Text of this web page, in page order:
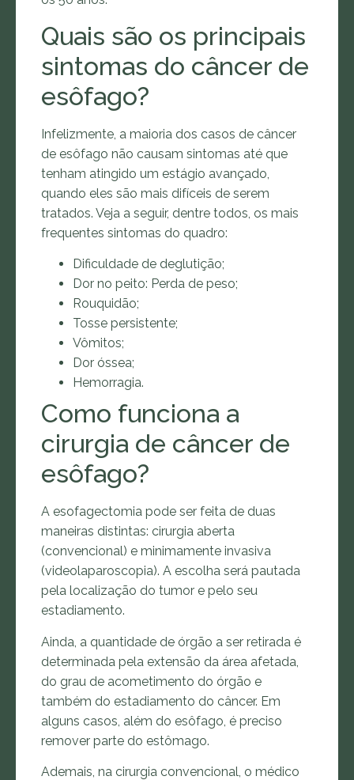
Quais são os principais
sintomas do câncer de
esôfago?
Infelizmente, a maioria dos casos de câncer
de esôfago não causam sintomas até que
tenham atingido um estágio avançado,
quando eles são mais difíceis de serem
tratados. Veja a seguir, dentre todos, os mais
frequentes sintomas do quadro:
Dificuldade de deglutição;
Dor no peito: Perda de peso;
Rouquidão;
Tosse persistente;
Vômitos;
Dor óssea;
Hemorragia.
Como funciona a
cirurgia de câncer de
esôfago?
A esofagectomia pode ser feita de duas
maneiras distintas: cirurgia aberta
(convencional) e minimamente invasiva
(videolaparoscopia). A escolha será pautada
pela localização do tumor e pelo seu
estadiamento.
Ainda, a quantidade de órgão a ser retirada é
determinada pela extensão da área afetada,
do grau de acometimento do órgão e
também do estadiamento do câncer. Em
alguns casos, além do esôfago, é preciso
remover parte do estômago.
Ademais, na cirurgia convencional, o médico